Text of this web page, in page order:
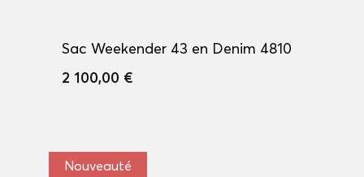
Sac Weekender 43 en Denim 4810
2 100,00 €
Nouveauté